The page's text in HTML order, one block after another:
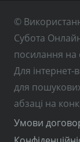
©
Субота
посилання на
Для інтернет-
для
абзаці на
Умови